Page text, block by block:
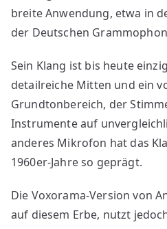
breite Anwendung, etwa in
der Deutschen
Sein Klang ist bis heute
detailreiche Mitten und ein
Grundtonbereich, der
Instrumente auf
anderes Mikrofon hat das
1960er-Jahre so geprägt.
Die Voxorama-Version von
auf diesem Erbe, nutzt